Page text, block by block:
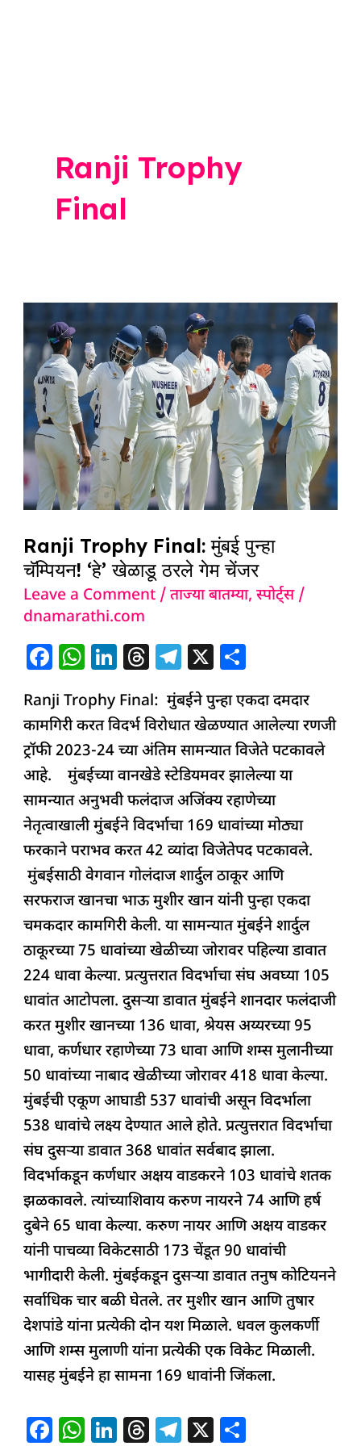
Ranji Trophy
Final
Ranji Trophy Final: मुंबई पुन्हा
चॅम्पियन! ‘हे’ खेळाडू ठरले गेम चेंजर
Leave a Comment /ताज्या बातम्या,स्पोर्ट्स/
dnamarathi.com
F
c
e
b
o
o
k
W
at
s
A
p
p
Li
k
e
dI
n
T
re
a
d
s
T
el
e
g
ra
m
X
ar
e
Ranji Trophy Final: मुंबईने पुन्हा एकदा दमदार
कामगिरी करत विदर्भ विरोधात खेळण्यात आलेल्या रणजी
ट्रॉफी 2023-24 च्या अंतिम सामन्यात विजेते पटकावले
आहे. मुंबईच्या वानखेडे स्टेडियमवर झालेल्या या
सामन्यात अनुभवी फलंदाज अजिंक्य रहाणेच्या
नेतृत्वाखाली मुंबईने विदर्भाचा 169 धावांच्या मोठ्या
फरकाने पराभव करत 42 व्यांदा विजेतेपद पटकावले.
मुंबईसाठी वेगवान गोलंदाज शार्दुल ठाकूर आणि
सरफराज खानचा भाऊ मुशीर खान यांनी पुन्हा एकदा
चमकदार कामगिरी केली. या सामन्यात मुंबईने शार्दुल
ठाकूरच्या 75 धावांच्या खेळीच्या जोरावर पहिल्या डावात
224 धावा केल्या. प्रत्युत्तरात विदर्भाचा संघ अवघ्या 105
धावांत आटोपला. दुसऱ्या डावात मुंबईने शानदार फलंदाजी
करत मुशीर खानच्या 136 धावा, श्रेयस अय्यरच्या 95
धावा, कर्णधार रहाणेच्या 73 धावा आणि शम्स मुलानीच्या
50 धावांच्या नाबाद खेळीच्या जोरावर 418 धावा केल्या.
मुंबईची एकूण आघाडी 537 धावांची असून विदर्भाला
538 धावांचे लक्ष्य देण्यात आले होते. प्रत्युत्तरात विदर्भाचा
संघ दुसऱ्या डावात 368 धावांत सर्वबाद झाला.
विदर्भाकडून कर्णधार अक्षय वाडकरने 103 धावांचे शतक
झळकावले. त्यांच्याशिवाय करुण नायरने 74 आणि हर्ष
दुबेने 65 धावा केल्या. करुण नायर आणि अक्षय वाडकर
यांनी पाचव्या विकेटसाठी 173 चेंडूत 90 धावांची
भागीदारी केली. मुंबईकडून दुसऱ्या डावात तनुष कोटियनने
सर्वाधिक चार बळी घेतले. तर मुशीर खान आणि तुषार
देशपांडे यांना प्रत्येकी दोन यश मिळाले. धवल कुलकर्णी
आणि शम्स मुलाणी यांना प्रत्येकी एक विकेट मिळाली.
यासह मुंबईने हा सामना 169 धावांनी जिंकला.
F W Li T T X
Trophy
Final:
मुंबई
पुन्हा
चॅम्पियन!
‘हे’
खेळाडू
ठरले
गेम
चेंजर